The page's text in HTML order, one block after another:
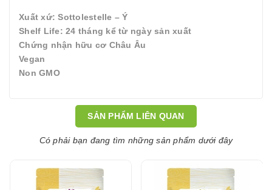
Xuất xứ: Sottolestelle – Ý
Shelf Life: 24 tháng kể từ ngày sản xuất
Chứng nhận hữu cơ Châu Âu
Vegan
Non GMO
SẢN PHẨM LIÊN QUAN
Có phải bạn đang tìm những sản phẩm dưới đây